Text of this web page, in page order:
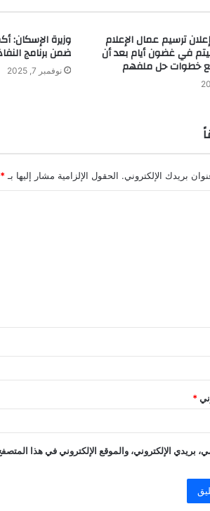
ترسيم عمال الإعلام
في غضون أيام بعد أن
خطوات حل ملفهم
ضمن برنامج
نوفمبر 7, 2025
بريدك الإلكتروني. الحقول الإلزامية مشار إليها بـ *
*
بريدي الإلكتروني، والموقع الإلكتروني في هذا